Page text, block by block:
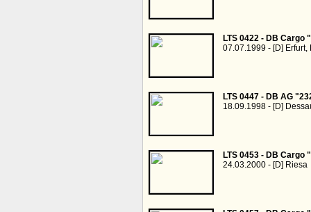
LTS 0422 - DB Cargo
07.07.1999 - [D]
LTS 0447 - DB AG
18.09.1998 - [D]
LTS 0453 - DB Cargo
24.03.2000 - [D] Riesa